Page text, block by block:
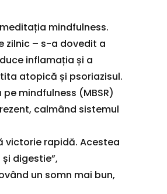
mindfulness.
zilnic – s-a dovedit a
inflamația și a
atopică și psoriazisul.
mindfulness (MBSR)
calmând sistemul
victorie rapidă. Acestea
digestie”,
un somn mai bun,